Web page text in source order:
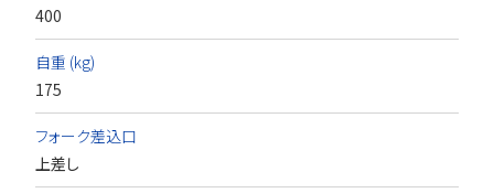
400
自重 (kg)
175
フォーク差込口
上差し